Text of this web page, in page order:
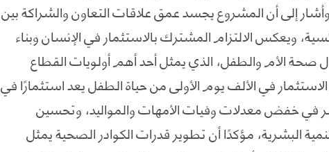
إلى أن المشروع يجسد عمق علاقات التعاون والشراكة بين
ويعكس الالتزام المشترك بالاستثمار في الإنسان وبناء
صحة الأم والطفل، الذي يمثل أحد أهم أولويات القطاع
في الألف يوم الأولى من حياة الطفل يعد استثمارًا في
في خفض معدلات وفيات الأمهات والمواليد، وتحسين
البشرية، مؤكدًا أن تطوير قدرات الكوادر الصحية يمثل